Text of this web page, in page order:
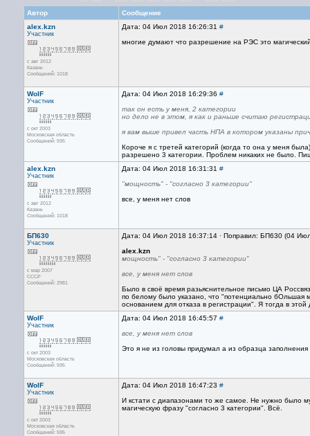
Автор
Сообщение
alex.kzn
Участник
с авг 2012
Казань
Сообщений: 1018
Дата: 04 Июл 2018 16:26:31 #
многие думают что разрешение на РЭС это
WolF
Участник
с окт 2003
Московская область
Сообщений: 595
Дата: 04 Июл 2018 16:29:36 #
так он есть у меня, 2 категории
но дело не в этом, я как и раньше считаю
я вам выше привел часть НПА в котором указаны
Короче я с третей категорий (когда то она у меня
разрешено 3 категории. Проблем никаких не было.
alex.kzn
Участник
с авг 2012
Казань
Сообщений: 1018
Дата: 04 Июл 2018 16:31:31 #
"мощность" - "согласно 3 категории"
все, у меня нет слов
БП630
Участник
с мар 2007
CCCP
Сообщений: 2981
Дата: 04 Июл 2018 16:37:14 · Поправил: БП630 (04
alex.kzn
мощность" - "согласно 3 категории"
все, у меня нет слов
Было в своё время разьяснительное письмо ЦА
по белому было указано, что "потенциально бОльшая
основанием для отказа в регистрации". Я тогда в
WolF
Участник
с окт 2003
Московская область
Сообщений: 595
Дата: 04 Июл 2018 16:45:57 #
все, у меня нет слов
Это я не из головы придумал а из образца заполнения
WolF
Участник
с окт 2003
Московская область
Сообщений: 595
Дата: 04 Июл 2018 16:47:23 #
И кстати с диапазонами то же самое. Не нужно было
магическую фразу "согласно 3 категории". Всё.